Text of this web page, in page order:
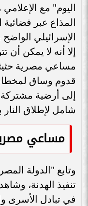
اليوم" مع
المذاع عبر فضائية
الإسرائيلي
إلا أنه لا يمكن
مساعي مصرية
قدوم وساق
إلى أرضية
شامل لإطلاق
مساعي
وتابع "الدولة
تنفيذ الهدنة،
في تبادل الأسرى